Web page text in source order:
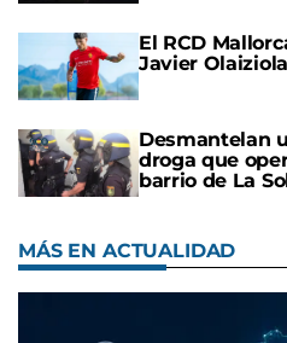
El RCD
Javier
Desmantelan
droga que
barrio de La
MÁS EN ACTUALIDAD